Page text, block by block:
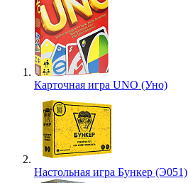
Карточная игра UNO (Уно)
Настольная игра Бункер (Э051)